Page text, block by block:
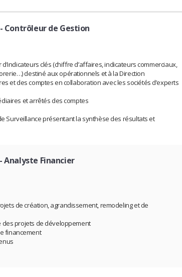
Contrôleur de Gestion
clés (chiffre d’affaires, indicateurs commerciaux,
destiné aux opérationnels et à la Direction
et des comptes en collaboration avec les sociétés d’experts
et arrêtés des comptes
Surveillance présentant la synthèse des résultats et
- Analyste Financier
de création, agrandissement, remodeling et de
des projets de développement
financement